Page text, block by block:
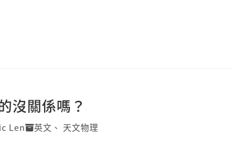
沒關係嗎？
Len 英文 、 天文物理